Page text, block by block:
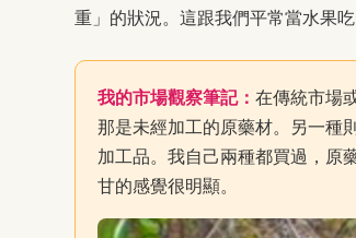
重」的狀況。這跟我們平常當水果
我的市場觀察筆記： 在傳統市場
那是未經加工的原藥材。另一種
加工品。我自己兩種都買過，原
甘的感覺很明顯。